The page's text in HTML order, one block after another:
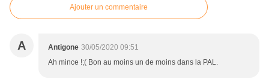
Ajouter un commentaire
A Antigone 30/05/2020 09:51
Ah mince !;( Bon au moins un de moins dans la PAL.